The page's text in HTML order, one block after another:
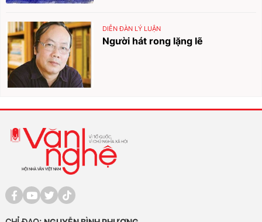
DIỄN ĐÀN LÝ LUẬN
Người hát rong lặng lẽ